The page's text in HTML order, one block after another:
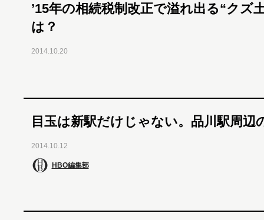
’15年の相続税制改正で溢れ出る“クズ
は？
2014.10.20
目玉は新駅だけじゃない。品川駅周辺
2014.10.12
HBO編集部